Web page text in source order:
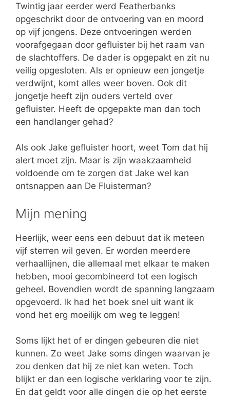
Twintig jaar eerder werd Featherbanks
opgeschrikt door de ontvoering van en moord
op vijf jongens. Deze ontvoeringen werden
voorafgegaan door gefluister bij het raam van
de slachtoffers. De dader is opgepakt en zit nu
veilig opgesloten. Als er opnieuw een jongetje
verdwijnt, komt alles weer boven. Ook dit
jongetje heeft zijn ouders verteld over
gefluister. Heeft de opgepakte man dan toch
een handlanger gehad?
Als ook Jake gefluister hoort, weet Tom dat hij
alert moet zijn. Maar is zijn waakzaamheid
voldoende om te zorgen dat Jake wel kan
ontsnappen aan De Fluisterman?
Mijn mening
Heerlijk, weer eens een debuut dat ik meteen
vijf sterren wil geven. Er worden meerdere
verhaallijnen, die allemaal met elkaar te maken
hebben, mooi gecombineerd tot een logisch
geheel. Bovendien wordt de spanning langzaam
opgevoerd. Ik had het boek snel uit want ik
vond het erg moeilijk om weg te leggen!
Soms lijkt het of er dingen gebeuren die niet
kunnen. Zo weet Jake soms dingen waarvan je
zou denken dat hij ze niet kan weten. Toch
blijkt er dan een logische verklaring voor te zijn.
En dat geldt voor alle dingen die op het eerste